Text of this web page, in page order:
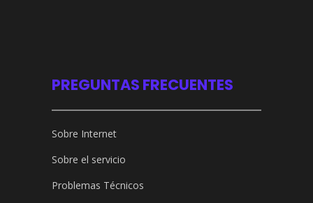
PREGUNTAS FRECUENTES
Sobre Internet
Sobre el servicio
Problemas Técnicos